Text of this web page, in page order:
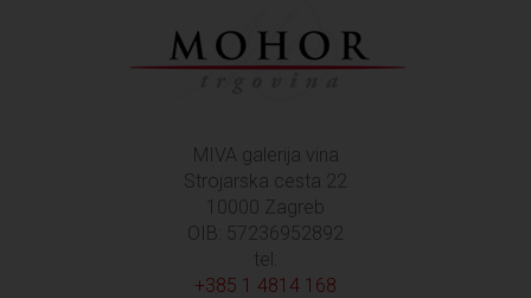
MIVA galerija vina
Strojarska cesta 22
10000 Zagreb
OIB: 57236952892
tel:
+385 1 4814 168